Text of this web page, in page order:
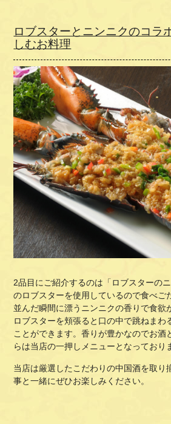
ロブスターとニンニクのコラ
しむお料理
2品目にご紹介するのは「 ロブスターの
のロブスターを使用しているので食べご
並んだ瞬間に漂うニンニクの香りで食欲
ロブスターを頬張ると口の中で跳ねまわ
ことができます。香りが豊かなのでお酒
らは当店の一押しメニューとなっており
当店は厳選したこだわりの中国酒を取り
事と一緒にぜひお楽しみください。